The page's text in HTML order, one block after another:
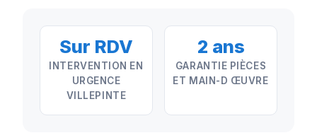
Sur RDV
INTERVENTION EN
URGENCE
VILLEPINTE
2 ans
GARANTIE PIÈCES
ET MAIN-D ŒUVRE